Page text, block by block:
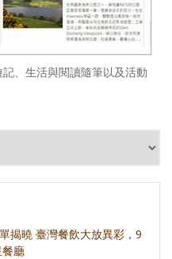
、生活與閱讀隨筆以及活動
揭曉 臺灣餐飲大放異彩，9
廳